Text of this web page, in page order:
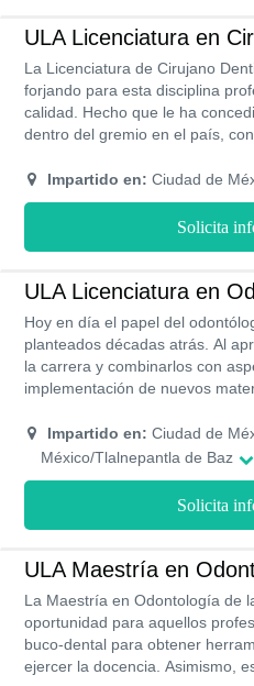
ULA Licenciatura en
La Licenciatura de Cirujano
forjando para esta disciplina
calidad. Hecho que le ha
dentro del gremio en el país,
Puesto que de allí han surgido
profesión, gracias a su
ULA se imparten los
el que comulgan la teoría y la
sus docentes y luego de ello,
Impartido en: Ciudad de
Solicita
ULA Licenciatura en
Hoy en día el papel del
planteados décadas atrás. Al
la carrera y combinarlos con
implementación de nuevos
clínicas y consultorios tanto
Impartido en: Ciudad de
México/Tlalnepantla de Baz
Solicita
ULA Maestría en
La Maestría en Odontología de
oportunidad para aquellos
buco-dental para obtener
ejercer la docencia. Asimismo,